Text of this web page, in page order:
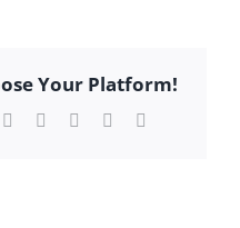
CON
BECA
Your Platform!
TumblrPinterest Xing